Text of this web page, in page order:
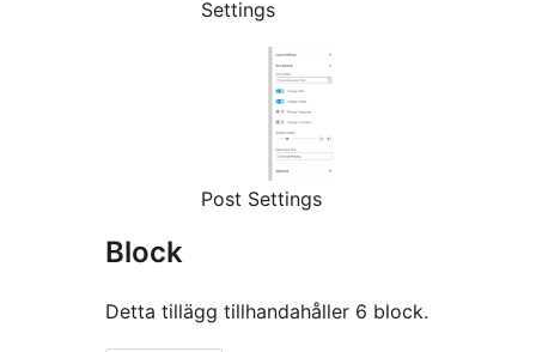
Settings
Post Settings
Block
Detta tillägg tillhandahåller 6 block.